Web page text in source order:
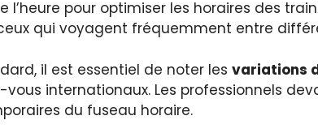
l’heure pour optimiser les horaires des
qui voyagent fréquemment entre
il est essentiel de noter les variations
internationaux. Les professionnels
du fuseau horaire.